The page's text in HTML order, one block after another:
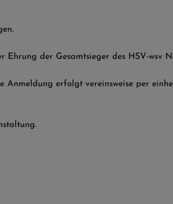
der Gesamtsieger des HSV-wsv
Anmeldung erfolgt vereinsweise per